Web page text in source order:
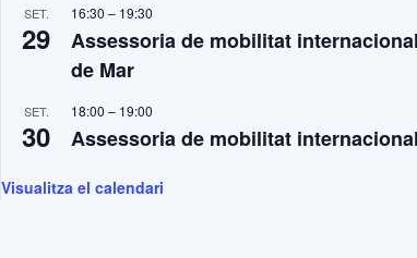
SET.
29
16:30 – 19:30
Assessoria de mobilitat
de Mar
SET.
30
18:00 – 19:00
Assessoria de mobilitat
Visualitza el calendari